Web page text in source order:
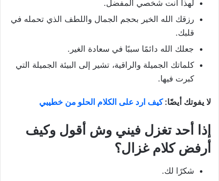
لهذا أنت شخصي المفضل.
رزقك الله الخير بحجم الجمال واللطف الذي تحمله في
قلبك.
جعلك الله دائمًا سببًا في سعادة الغير.
كلماتك الجميلة والراقية، تشير إلى البيئة الجميلة التي
كبرت فيها.
لا يفوتك أيضًا:كيف ارد على الكلام الحلو من خطيبي
إذا أحد تغزل فيني وش أقول وكيف
أرفض كلام غزال؟
شكرًا لك.